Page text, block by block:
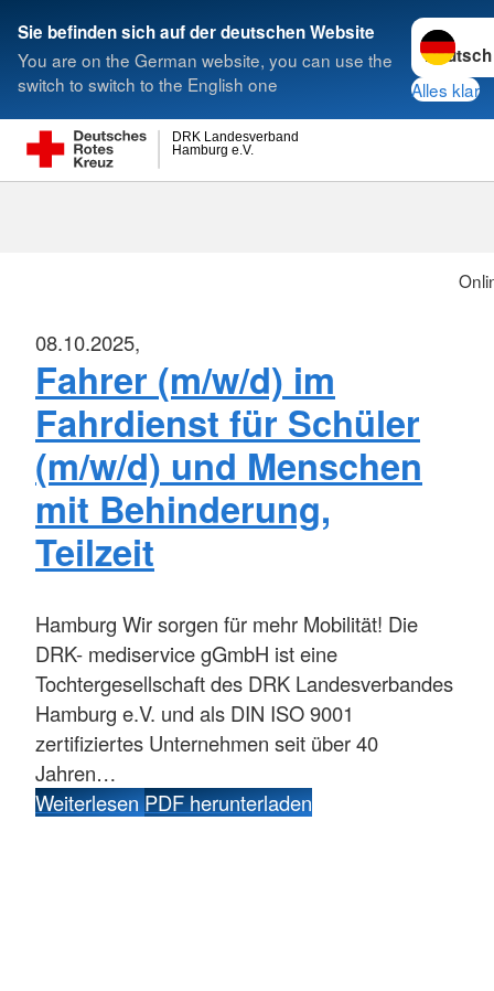
Sie befinden sich auf der deutschen Website
You are on the German website, you can use the
switch to switch to the English one
Sprache
Alles klar
Hamburg e.V.
DRK Landesverband
Suche
08.10.2025,
Fahrer (m/w/d) im
Fahrdienst für Schüler
(m/w/d) und Menschen
mit Behinderung,
Teilzeit
Hamburg Wir sorgen für mehr Mobilität! Die
DRK- mediservice gGmbH ist eine
Tochtergesellschaft des DRK Landesverbandes
Hamburg e.V. und als DIN ISO 9001
zertifiziertes Unternehmen seit über 40
Jahren…
WeiterlesenPDF herunterladen